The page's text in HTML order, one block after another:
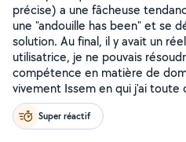
précise) a une fâcheuse
une "andouille has been" et se
solution. Au final, il y avait un
utilisatrice, je ne pouvais
compétence en matière de
vivement Issem en qui j'ai toute
Super réactif